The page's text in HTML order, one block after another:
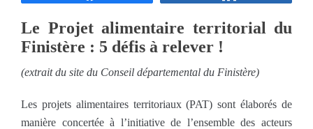
Le Projet alimentaire territorial du
Finistère : 5 défis à relever !
(extrait du site du Conseil départemental du Finistère)
Les projets alimentaires territoriaux (PAT) sont élaborés de
manière concertée à l’initiative de l’ensemble des acteurs